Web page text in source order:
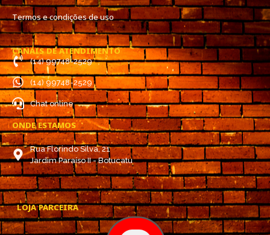
Termos e condições de uso
CANAIS DE ATENDIMENTO
(14) 99748-2529
(14) 99748-2529
Chat online
ONDE ESTAMOS
Rua Florindo Silva, 21
Jardim Paraíso II - Botucatu
LOJA PARCEIRA